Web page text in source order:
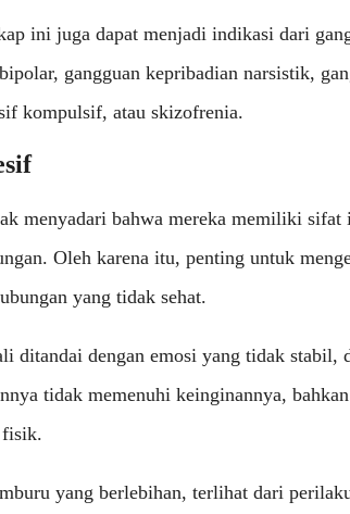
ini juga dapat menjadi indikasi dari
gangguan kepribadian narsistik,
kompulsif, atau skizofrenia.
menyadari bahwa mereka memiliki sifat
Oleh karena itu, penting untuk
yang tidak sehat.
ditandai dengan emosi yang tidak stabil,
tidak memenuhi keinginannya,
fisik.
yang berlebihan, terlihat dari